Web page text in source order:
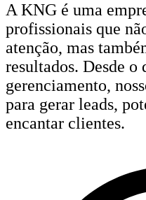
A KNG é uma
profissionais que
atenção, mas
resultados. Desde o
gerenciamento,
para gerar leads,
encantar clientes.